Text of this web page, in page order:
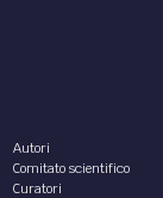
Autori
Comitato scientifico
Curatori